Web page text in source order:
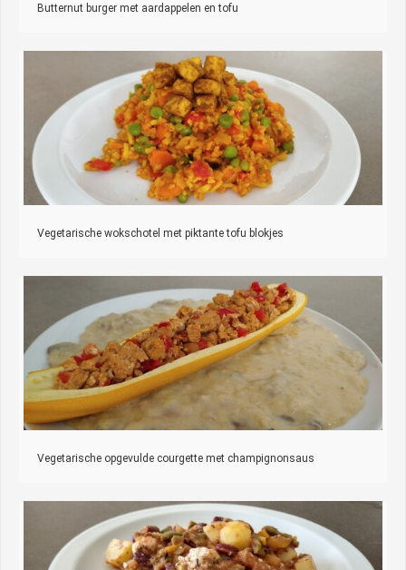
Butternut burger met aardappelen en tofu
Vegetarische wokschotel met piktante tofu blokjes
Vegetarische opgevulde courgette met champignonsaus